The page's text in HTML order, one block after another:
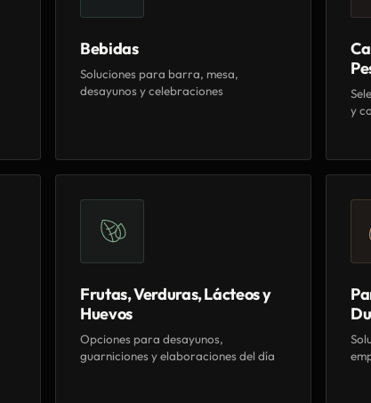
Bebidas
Soluciones para barra, mesa,
desayunos y celebraciones
y
Frutas, Verduras, Lácteos y
Huevos
Opciones para desayunos,
guarniciones y elaboraciones del día